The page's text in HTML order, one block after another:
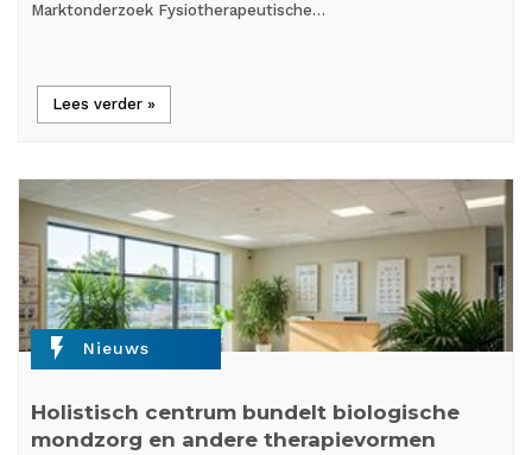
Marktonderzoek Fysiotherapeutische…
Lees verder »
flash_on Nieuws
Holistisch centrum bundelt biologische
mondzorg en andere therapievormen